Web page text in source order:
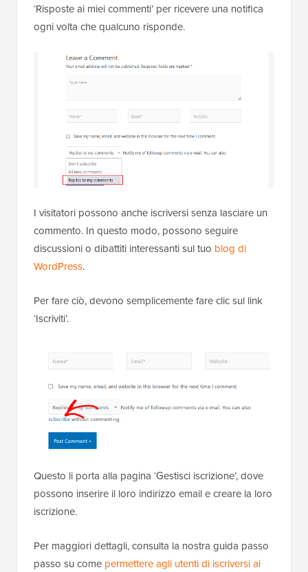
‘Risposte ai miei commenti’ per ricevere una notifica
ogni volta che qualcuno risponde.
I visitatori possono anche iscriversi senza lasciare un
commento. In questo modo, possono seguire
discussioni o dibattiti interessanti sul tuo blog di
WordPress.
Per fare ciò, devono semplicemente fare clic sul link
‘Iscriviti’.
Questo li porta alla pagina ‘Gestisci iscrizione’, dove
possono inserire il loro indirizzo email e creare la loro
iscrizione.
Per maggiori dettagli, consulta la nostra guida passo
passo su come permettere agli utenti di iscriversi ai